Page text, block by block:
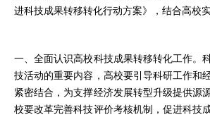
进科技成果转移转化行动方案》，结合高校
一、全面认识高校科技成果转移转化工作。
技活动的重要内容，高校要引导科研工作和
紧密结合，为支撑经济发展转型升级提供源
校要改革完善科技评价考核机制，促进科技